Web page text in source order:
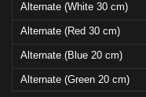
Alternate (White 30 cm)
Alternate (Red 30 cm)
Alternate (Blue 20 cm)
Alternate (Green 20 cm)